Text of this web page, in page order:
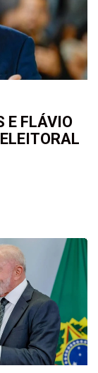
E FLÁVIO